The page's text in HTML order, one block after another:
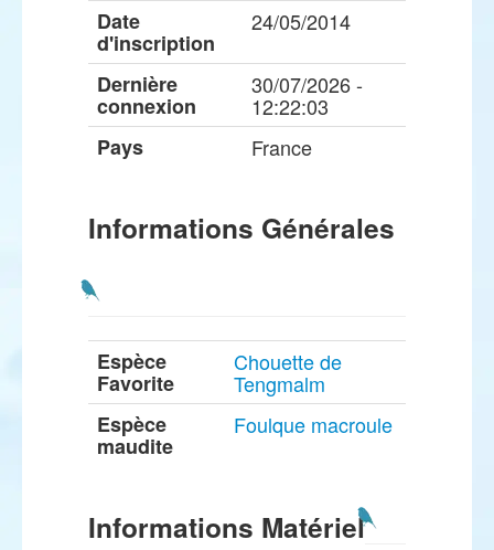
Date
d'inscription
24/05/2014
Dernière
connexion
30/07/2026 -
12:22:03
Pays
France
Informations Générales
Espèce
Favorite
Chouette de
Tengmalm
Espèce
maudite
Foulque macroule
Informations Matériel